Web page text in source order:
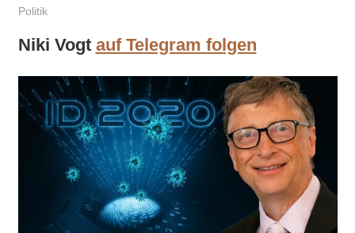
Politik
Niki Vogt auf Telegram folgen